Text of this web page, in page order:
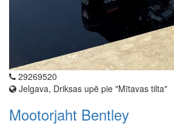
29269520
Jelgava, Driksas upē pie "Mītavas tilta"
Mootorjaht Bentley